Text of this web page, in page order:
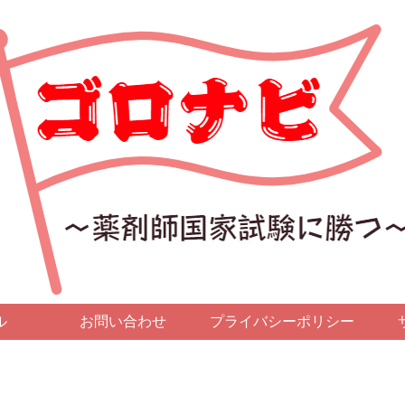
お問い合わせ プライバシーポリシー